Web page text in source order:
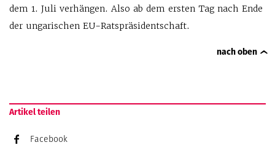
dem 1. Juli verhängen. Also ab dem ersten Tag nach Ende
der ungarischen EU-Ratspräsidentschaft.
nach oben
Artikel teilen
Facebook